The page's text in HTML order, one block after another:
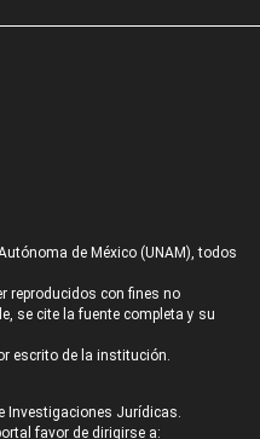
de México (UNAM), todos
reproducidos con fines no
se cite la fuente completa y su
escrito de la institución.
Investigaciones Jurídicas.
favor de dirigirse a: